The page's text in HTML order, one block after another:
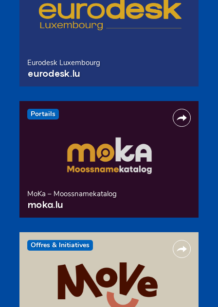
Eurodesk Luxembourg
eurodesk.lu
Portails
MoKa – Moossnamekatalog
moka.lu
Offres & Initiatives